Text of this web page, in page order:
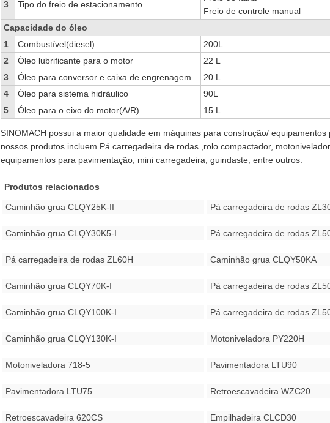
3 Tipo do freio de estacionamento
Freio de controle manual
Capacidade do óleo
1
Combustível(diesel)
200L
2
Óleo lubrificante para o motor
22 L
3
Óleo para conversor e caixa de engrenagem
20 L
4
Óleo para sistema hidráulico
90L
5
Óleo para o eixo do motor(A/R) 15 L
SINOMACH possui a maior qualidade em máquinas para construção/ equipamentos
nossos produtos incluem Pá carregadeira de rodas ,rolo compactador,
equipamentos para pavimentação, mini carregadeira, guindaste, entre outros.
Produtos relacionados
Caminhão grua CLQY25K-II Pá carregadeira de rodas
Caminhão grua CLQY30K5-I Pá carregadeira de rodas
Pá carregadeira de rodas ZL60H Caminhão grua CLQY50KA
Caminhão grua CLQY70K-I Pá carregadeira de rodas
Caminhão grua CLQY100K-I Pá carregadeira de rodas
Caminhão grua CLQY130K-I Motoniveladora PY220H
Motoniveladora 718-5 Pavimentadora LTU90
Pavimentadora LTU75 Retroescavadeira WZC20
Retroescavadeira 620CS Empilhadeira CLCD30